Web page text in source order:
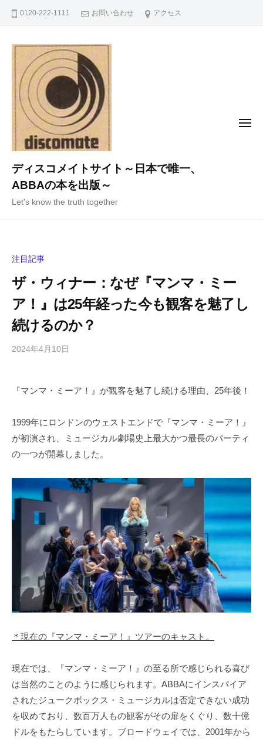
0120-222-1111 お問い合わせ アクセス
ディスコメイトサイト～日本で唯一、
ABBAの本を出版～
Let's know the truth together
メ
注目記事
ザ・ウィナー：なぜ『マンマ・ミー
ア！』は25年経った今も観客を魅了し
続けるのか？
2024年4月10日
i
a
s
y
a
m
の
メ
ン
『マンマ・ミーア！』が観客を魅了し続ける理由、25年後！
1999年にロンドンのウェストエンドで『マンマ・ミーア！』
が初演され、ミュージカル劇場史上最大かつ最長のパーティ
の一つが開幕しました。
＊現在の『マンマ・ミーア！』ツアーのキャスト。
現在では、『マンマ・ミーア！』の至る所で感じられる喜び
は当然のことのように感じられます。ABBAにインスパイア
されたジュークボックス・ミュージカルは否定できない成功
を収めており、数百万人もの観客がその扉をくぐり、数十億
ドルをもたらしています。ブロードウェイでは、2001年から